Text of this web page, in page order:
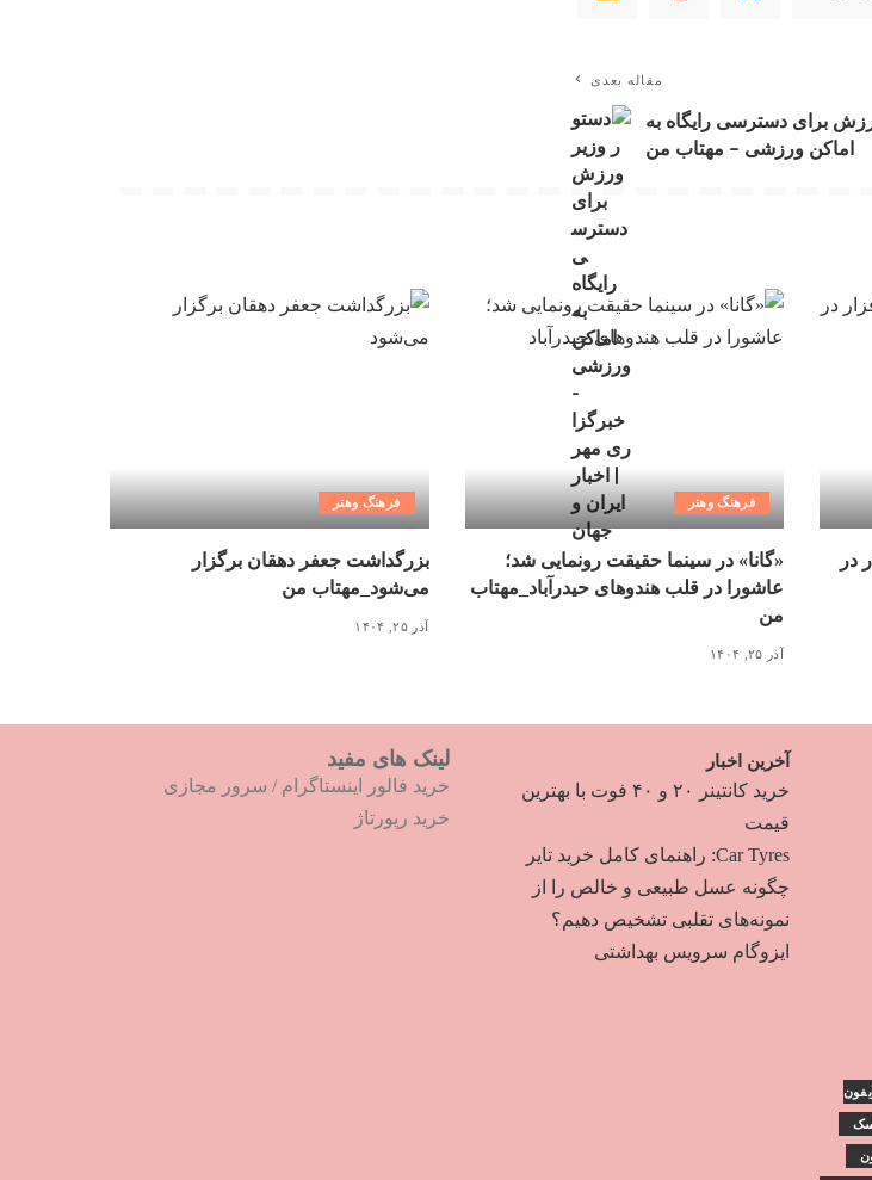
مقاله بعدی
برای دسترسی رایگاه به
اماکن ورزشی – مهتاب من
در
فرهنگ وهنر
«گانا» در سینما حقیقت رونمایی شد؛
عاشورا در قلب هندوهای حیدرآباد_مهتاب
من
آذر ۲۵, ۱۴۰۴
فرهنگ وهنر
بزرگداشت جعفر دهقان برگزار
می‌شود_مهتاب من
آذر ۲۵, ۱۴۰۴
آخرین اخبار
خرید کانتینر ۲۰ و ۴۰ فوت با بهترین
قیمت
Car Tyres: راهنمای کامل خرید تایر
چگونه عسل طبیعی و خالص را از
نمونه‌های تقلبی تشخیص دهیم؟
ایزوگام سرویس بهداشتی
لینک های مفید
خرید فالور اینستاگرام / سرور مجازی
خرید رپورتاژ